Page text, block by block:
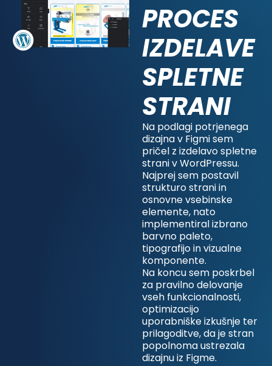
PROCES
IZDELAVE
SPLETNE
STRANI
Na podlagi potrjenega
dizajna v Figmi sem
pričel z izdelavo spletne
strani v WordPressu.
Najprej sem postavil
strukturo strani in
osnovne vsebinske
elemente, nato
implementiral izbrano
barvno paleto,
tipografijo in vizualne
komponente.
Na koncu sem poskrbel
za pravilno delovanje
vseh funkcionalnosti,
optimizacijo
uporabniške izkušnje ter
prilagoditve, da je stran
popolnoma ustrezala
dizajnu iz Figme.